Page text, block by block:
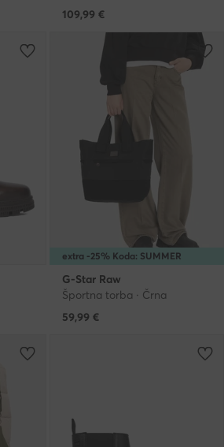
109,99 €
extra -25% Koda: SUMMER
G-Star Raw
Športna torba · Črna
59,99 €